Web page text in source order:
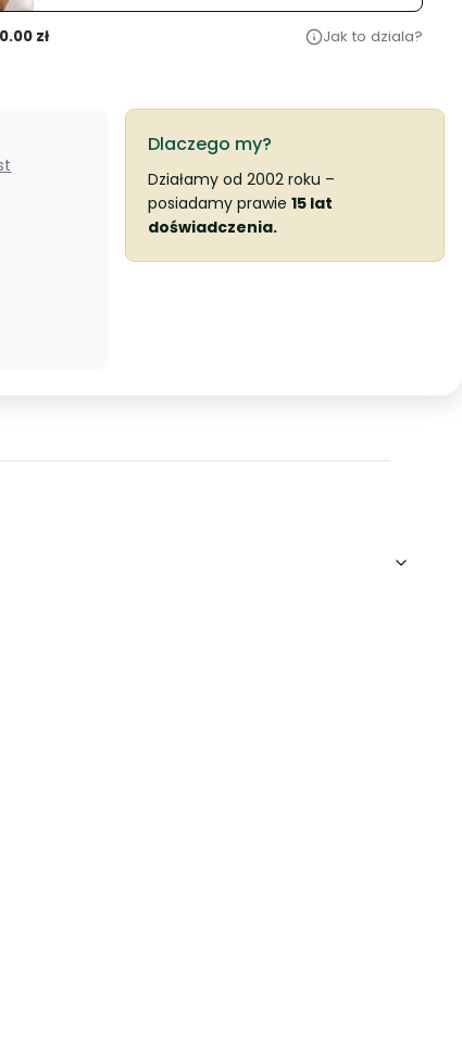
pastela
0.00 zł Jak to dziala?
Dlaczego my?
Działamy od 2002 roku –
posiadamy prawie 15 lat
doświadczenia.